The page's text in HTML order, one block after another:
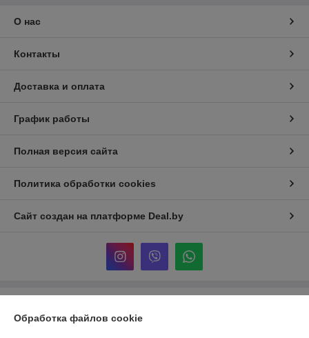
О нас
Контакты
Доставка и оплата
График работы
Полная версия сайта
Политика обработки cookies
Сайт создан на платформе Deal.by
Обработка файлов cookie